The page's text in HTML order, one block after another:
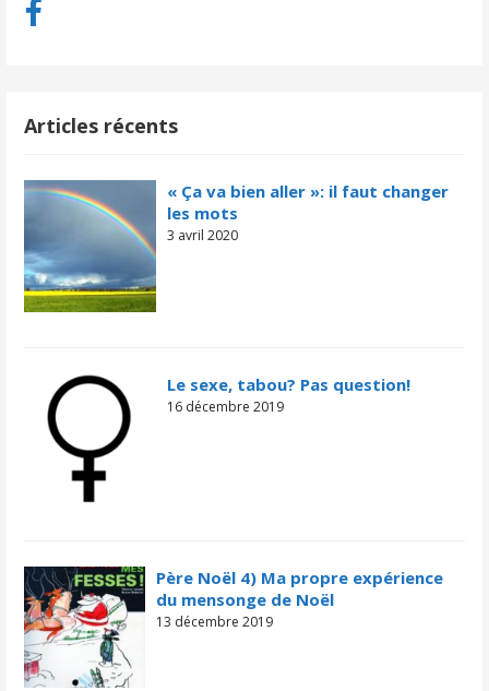
Articles récents
« Ça va bien aller »: il faut changer
les mots
3 avril 2020
Le sexe, tabou? Pas question!
16 décembre 2019
Père Noël 4) Ma propre expérience
du mensonge de Noël
13 décembre 2019